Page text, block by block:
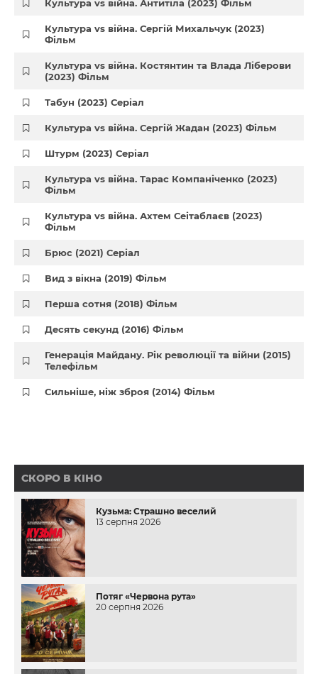
Культура vs війна. Антитіла (2023) Фільм
Культура vs війна. Сергій Михальчук (2023)
Фільм
Культура vs війна. Костянтин та Влада Ліберови
(2023) Фільм
Табун (2023) Серіал
Культура vs війна. Сергій Жадан (2023) Фільм
Штурм (2023) Серіал
Культура vs війна. Тарас Компаніченко (2023)
Фільм
Культура vs війна. Ахтем Сеітаблаєв (2023)
Фільм
Брюс (2021) Серіал
Вид з вікна (2019) Фільм
Перша сотня (2018) Фільм
Десять секунд (2016) Фільм
Генерація Майдану. Рік революції та війни (2015)
Телефільм
Сильніше, ніж зброя (2014) Фільм
СКОРО В КІНО
Кузьма: Страшно веселий
13 серпня 2026
Потяг «Червона рута»
20 серпня 2026